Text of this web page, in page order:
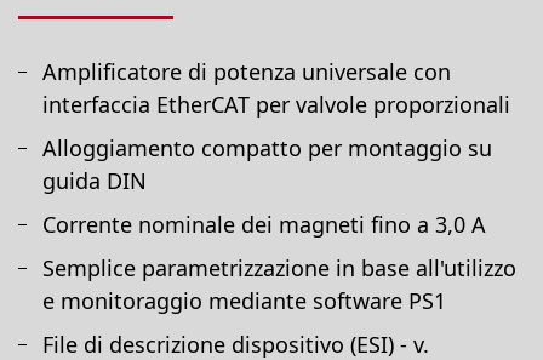
Amplificatore di potenza universale con
interfaccia EtherCAT per valvole proporzionali
Alloggiamento compatto per montaggio su
guida DIN
Corrente nominale dei magneti fino a 3,0 A
Semplice parametrizzazione in base all'utilizzo
e monitoraggio mediante software PS1
File di descrizione dispositivo (ESI) - v.